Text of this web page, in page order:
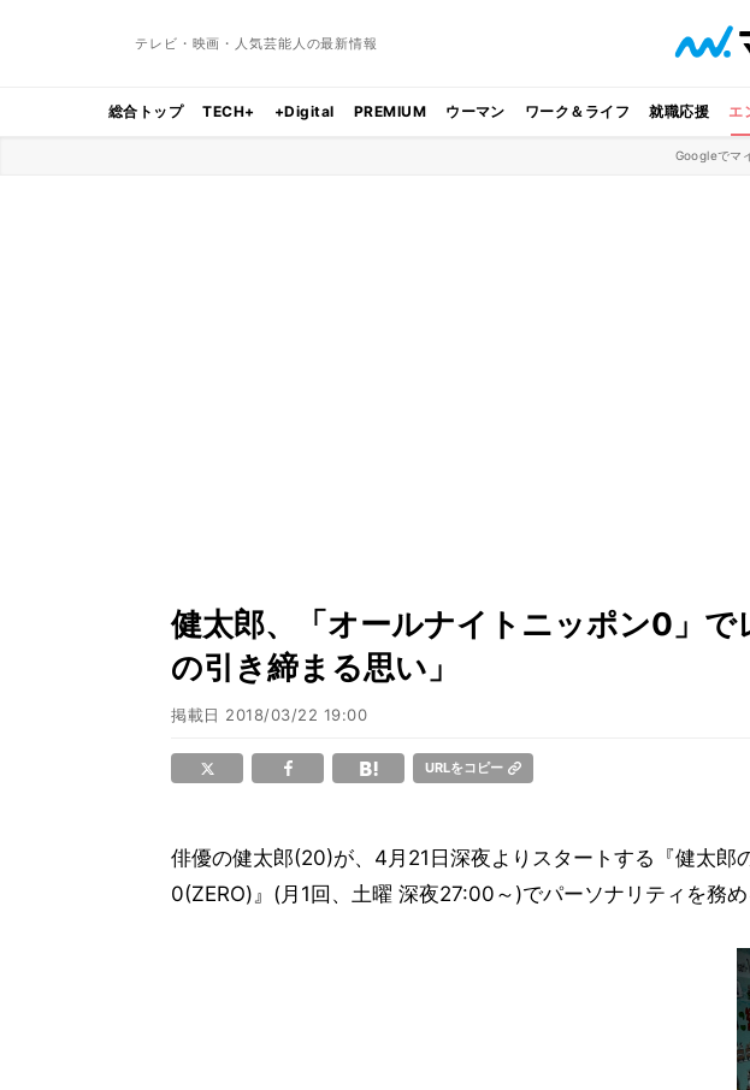
テレビ・映画・人気芸能人の最新情報
総合トップ TECH+ +Digital PREMIUM ウーマン ワーク＆ライフ 就職応援 エ
Googleでマ
健太郎、「オールナイトニッポン0」で
の引き締まる思い」
掲載日 2018/03/22 19:00
URLをコピー
俳優の健太郎(20)が、4月21日深夜よりスタートする『健太郎
0(ZERO)』(月1回、土曜 深夜27:00～)でパーソナリティを務め